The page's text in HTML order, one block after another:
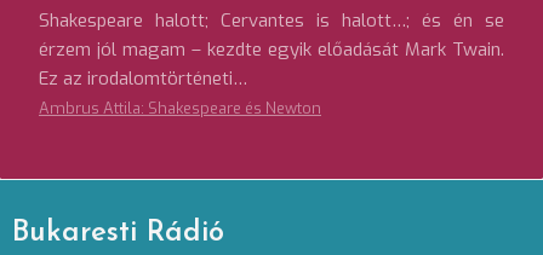
Shakespeare halott; Cervantes is halott…; és én se
érzem jól magam – kezdte egyik előadását Mark Twain.
Ez az irodalomtörténeti…
Ambrus Attila: Shakespeare és Newton
Bukaresti Rádió